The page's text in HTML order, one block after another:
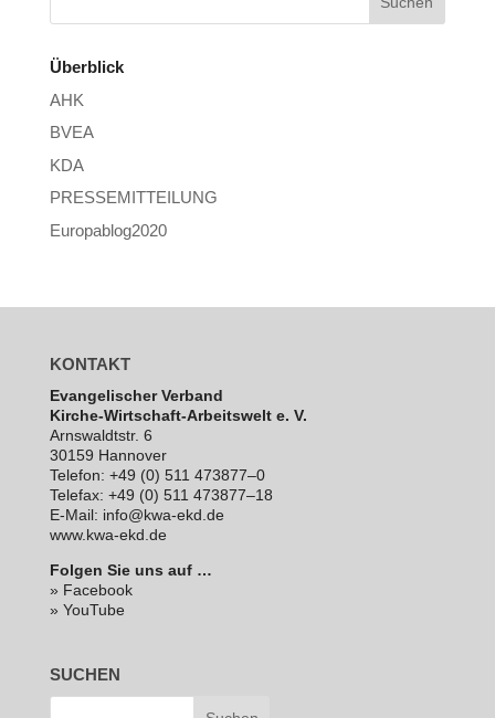
Überblick
AHK
BVEA
KDA
PRESSEMITTEILUNG
Europablog2020
KONTAKT
Evan­ge­li­scher Verband
Kirche-Wirt­schaft-Arbeits­welt e. V.
Arns­waldt­str. 6
30159 Hannover
Telefon: +49 (0) 511 473877–0
Telefax: +49 (0) 511 473877–18
E‑Mail: info@kwa-ekd.de
www.kwa-ekd.de
Folgen Sie uns auf …
» Facebook
» YouTube
SUCHEN